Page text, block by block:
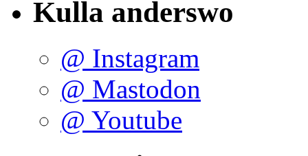
Kulla anderswo
@ Instagram
@ Mastodon
@ Youtube